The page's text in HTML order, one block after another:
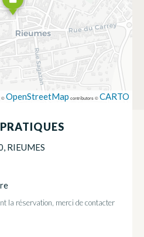
©OpenStreetMap contributors ©CARTO
RIEUMES
la réservation, merci de contacter